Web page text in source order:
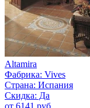
Altamira
Фабрика: Vives
Страна: Испания
Скидка: Да